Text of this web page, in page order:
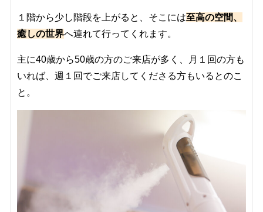
１階から少し階段を上がると、そこには至高の空間、
癒しの世界へ連れて行ってくれます。
主に40歳から50歳の方のご来店が多く、月１回の方も
いれば、週１回でご来店してくださる方もいるとのこ
と。